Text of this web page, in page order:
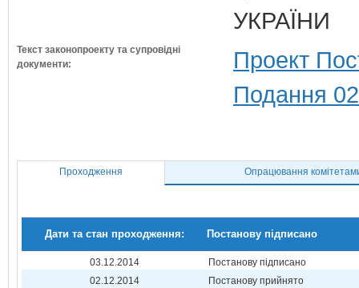
УКРАЇНИ
Текст законопроекту та супровідні
документи:
Проект
Подання
Проходження Опрацювання
Дати та стан проходження: Постанову підписано
03.12.2014
Постанову підписано
02.12.2014
Постанову прийнято